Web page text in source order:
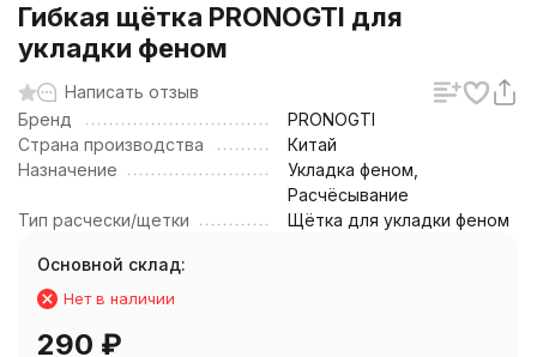
Гибкая щётка PRONOGTI для
укладки феном
Написать отзыв
Бренд
PRONOGTI
Страна производства
Китай
Назначение
Укладка феном,
Расчёсывание
Тип расчески/щетки
Щётка для укладки феном
Основной склад:
Нет в наличии
290 ₽